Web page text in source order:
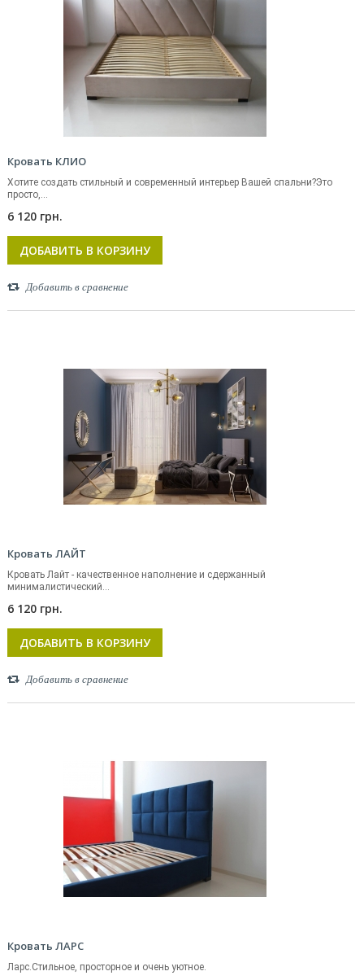
Кровать КЛИО
Хотите создать стильный и современный интерьер Вашей спальни?Это
просто,...
6 120 грн.
ДОБАВИТЬ В КОРЗИНУ
Добавить в сравнение
Кровать ЛАЙТ
Кровать Лайт - качественное наполнение и сдержанный
минималистический...
6 120 грн.
ДОБАВИТЬ В КОРЗИНУ
Добавить в сравнение
Кровать ЛАРС
Ларс.Стильное, просторное и очень уютное.